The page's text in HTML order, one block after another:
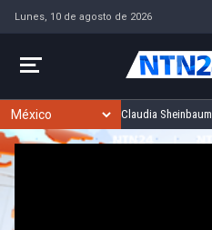
Lunes, 10 de agosto de 2026
Claudia Sheinbaum